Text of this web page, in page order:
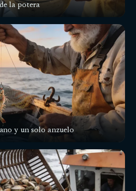
la potera
y un solo anzuelo